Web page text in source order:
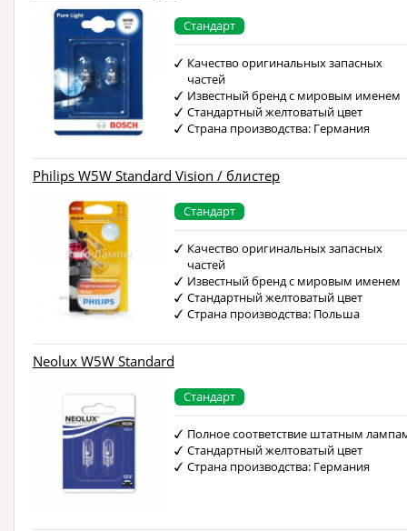
Стандарт
Качество оригинальных запасных
частей
Известный бренд с мировым именем
Стандартный желтоватый цвет
Страна производства: Германия
Philips W5W Standard Vision / блистер
Стандарт
Качество оригинальных запасных
частей
Известный бренд с мировым именем
Стандартный желтоватый цвет
Страна производства: Польша
Neolux W5W Standard
Стандарт
Полное соответствие штатным
Стандартный желтоватый цвет
Страна производства: Германия